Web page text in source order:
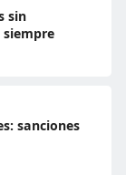
sin
sanciones